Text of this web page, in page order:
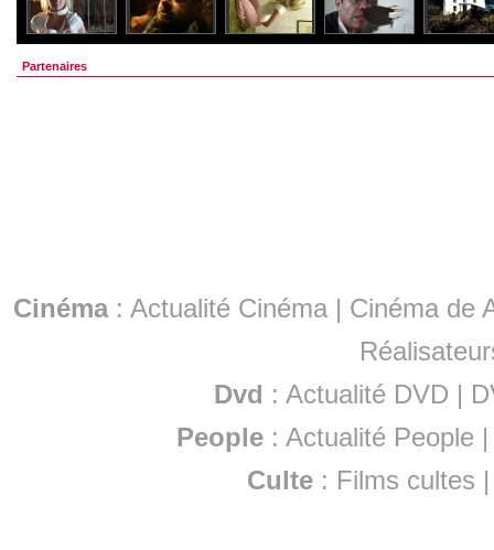
Partenaires
Cinéma: Actualité Cinéma | Cinéma de
Dvd : Actualité DVD |
People :Actualité People
Culte : Films cultes